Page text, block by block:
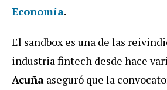
Economía.
El sandbox es una de las
industria fintech desde hace
Acuña aseguró que la